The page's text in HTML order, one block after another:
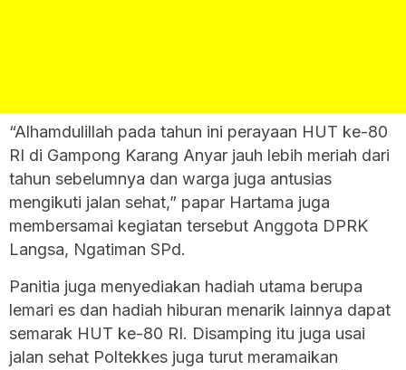
“Alhamdulillah pada tahun ini perayaan HUT ke-80
RI di Gampong Karang Anyar jauh lebih meriah dari
tahun sebelumnya dan warga juga antusias
mengikuti jalan sehat,” papar Hartama juga
membersamai kegiatan tersebut Anggota DPRK
Langsa, Ngatiman SPd.
Panitia juga menyediakan hadiah utama berupa
lemari es dan hadiah hiburan menarik lainnya dapat
semarak HUT ke-80 RI. Disamping itu juga usai
jalan sehat Poltekkes juga turut meramaikan